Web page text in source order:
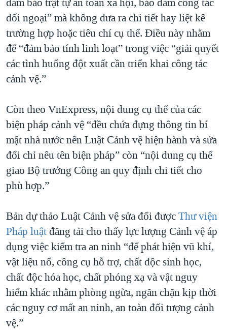
đối ngoại” mà không đưa ra chi tiết hay liệt kê
trường hợp hoặc tiêu chí cụ thể. Điều này nhằm
để “đảm bảo tính linh loạt” trong việc “giải quyết
các tình huống đột xuất cần triển khai công tác
cảnh vệ.”
Còn theo VnExpress, nội dung cụ thể của các
biện pháp cảnh vệ “đều chứa đựng thông tin bí
mật nhà nước nên Luật Cảnh vệ hiện hành và sửa
đổi chỉ nêu tên biện pháp” còn “nội dung cụ thể
giao Bộ trưởng Công an quy định chi tiết cho
phù hợp.”
Bản dự thảo Luật Cảnh vệ sửa đổi đượcThư viện
Pháp luậtđăng tải cho thấy lực lượng Cảnh vệ áp
dụng việc kiểm tra an ninh “để phát hiện vũ khí,
vật liệu nổ, công cụ hỗ trợ, chất độc sinh học,
chất độc hóa học, chất phóng xạ và vật nguy
hiểm khác nhằm phòng ngừa, ngăn chặn kịp thời
các nguy cơ mất an ninh, an toàn đối tượng cảnh
vệ.”